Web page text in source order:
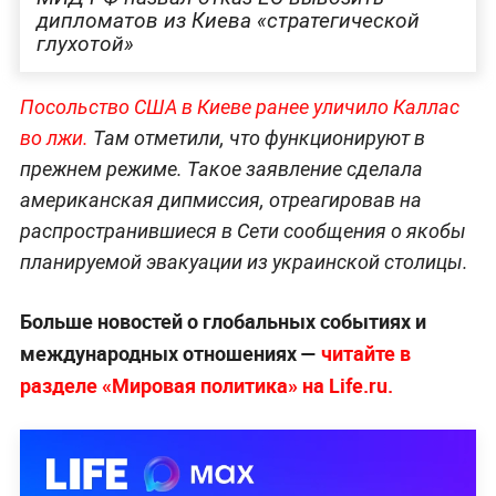
дипломатов из Киева «стратегической
глухотой»
Посольство США в Киеве ранее уличило Каллас
во лжи. Там отметили, что функционируют в
прежнем режиме. Такое заявление сделала
американская дипмиссия, отреагировав на
распространившиеся в Сети сообщения о якобы
планируемой эвакуации из украинской столицы.
Больше новостей о глобальных событиях и
международных отношениях — читайте в
разделе «Мировая политика» на Life.ru.